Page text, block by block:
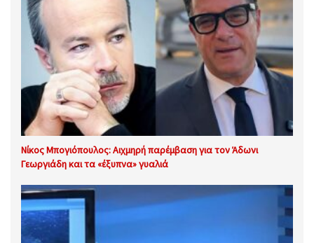
Νίκος Μπογιόπουλος: Αιχμηρή παρέμβαση για τον Άδωνι
Γεωργιάδη και τα «έξυπνα» γυαλιά